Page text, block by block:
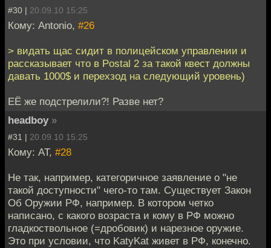
#30 | 20.09.10 15:25
Кому: Antonio, #26
> видать щас сидит в полицейском управлении и
рассказывает что в Postal 2 за такой квест должны
давать 1000$ и перехзод на следующий уровень)
ЕЁ же подстрелили?! Разве нет?
headboy »
#31 | 20.09.10 15:25
Кому: AT, #28
Не так, например, категоричное заявление о "не
такой доступности" чего-то там. Существует Закон
Об Оружии РФ, например. В котором четко
написано, с какого возраста и кому в РФ можно
гладкоствольное (=дробовик) и нарезное оружие.
Это при условии, что KatyKat живет в РФ, конечно.